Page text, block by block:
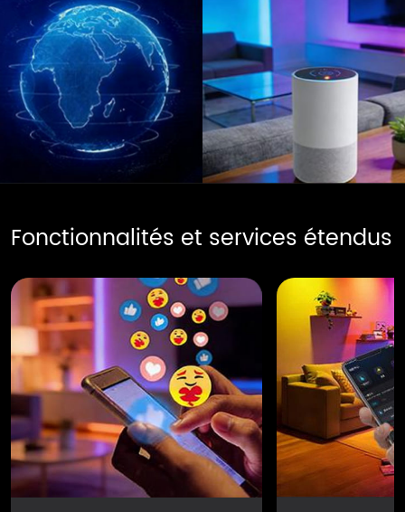
Fonctionnalités et services étendus